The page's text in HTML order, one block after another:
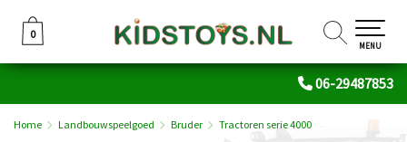
06-29487853
0
0
MENU
Home Landbouwspeelgoed Bruder Tractoren serie 4000